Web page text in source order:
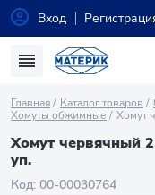
Вход
Главная Каталог товаров
Хомуты обжимные
Хомут
Хомут червячный
уп.
Код: 00-00030764